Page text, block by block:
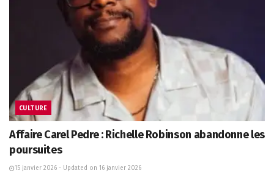
CULTURE
Affaire Carel Pedre : Richelle Robinson abandonne les
poursuites
15 janvier 2026 - Updated on 16 janvier 2026